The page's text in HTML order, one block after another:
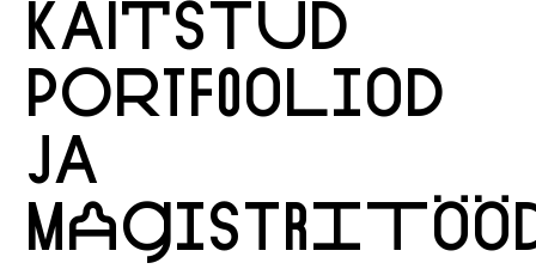
KAITSTUD
PORTFOOLIOD
JA